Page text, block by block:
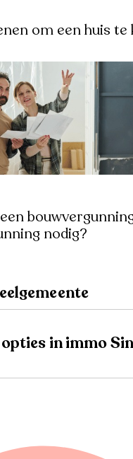
om een huis te
nodig?
in immo